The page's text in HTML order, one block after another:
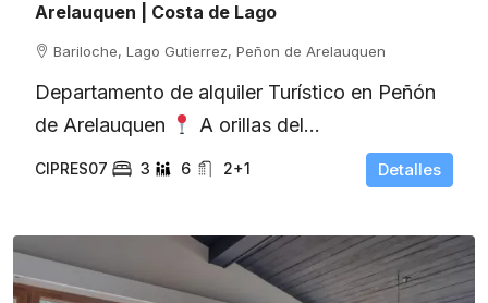
Arelauquen | Costa de Lago
Bariloche, Lago Gutierrez, Peñon de Arelauquen
Departamento de alquiler Turístico en Peñón
de Arelauquen
A orillas del...
CIPRES07 3 6 2+1 Detalles